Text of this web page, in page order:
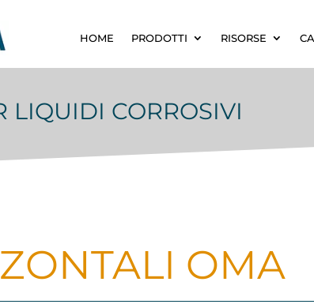
HOME PRODOTTI RISORSE
LIQUIDI CORROSIVI
OMA